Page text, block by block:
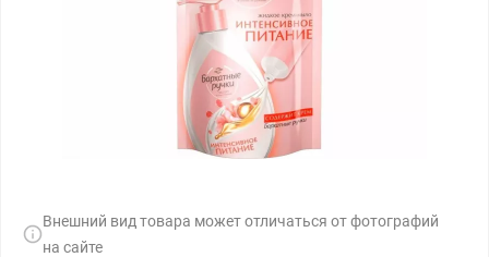
Внешний вид товара может отличаться от фотографий
на сайте